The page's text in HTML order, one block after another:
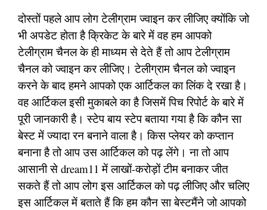
दोस्तों पहले आप लोग टेलीग्राम ज्वाइन कर लीजिए क्योंकि जो
भी अपडेट होता है क्रिकेट के बारे में वह हम आपको
टेलीग्राम चैनल के ही माध्यम से देते हैं तो आप टेलीग्राम
चैनल को ज्वाइन कर लीजिए। टेलीग्राम चैनल को ज्वाइन
करने के बाद हमने आपको एक आर्टिकल का लिंक दे रखा है।
वह आर्टिकल इसी मुकाबले का है जिसमें पिच रिपोर्ट के बारे में
पूरी जानकारी है। स्टेप बाय स्टेप बताया गया है कि कौन सा
बेस्ट में ज्यादा रन बनाने वाला है। किस प्लेयर को कप्तान
बनाना है तो आप उस आर्टिकल को पढ़ लेंगे। ना तो आप
आसानी से dream11 में लाखों-करोड़ों टीम बनाकर जीत
सकते हैं तो आप लोग इस आर्टिकल को पढ़ लीजिए और चलिए
इस आर्टिकल में बताते हैं कि हम कौन सा बेस्टमैंने जो आपको